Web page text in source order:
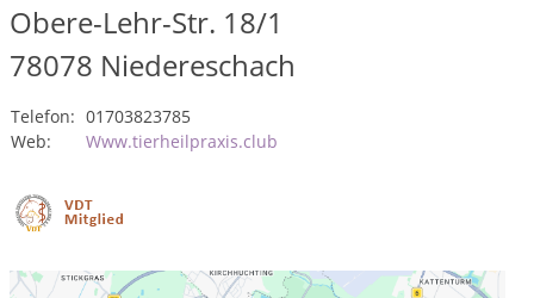
Obere-Lehr-Str. 18/1
78078 Niedereschach
Telefon: 01703823785
Web:
Www.tierheilpraxis.club